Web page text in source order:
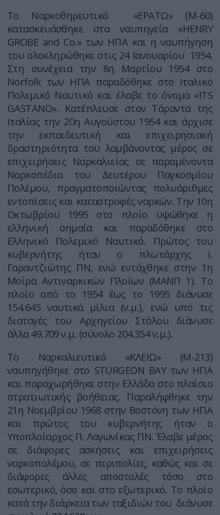
Το Ναρκοθηρευτικό «ΕΡΑΤΩ» (Μ-60)
κατασκευάσθηκε στα ναυπηγεία «ΗENRY
GROBE and Co.» των ΗΠΑ και η ναυπήγηση
του ολοκληρώθηκε στις 24 Ιανουαρίου 1954.
Στη συνέχεια την 8η Μαρτίου 1954 στο
Norfolk των ΗΠΑ παραδόθηκε στο Ιταλικό
Πολεμικό Ναυτικό και έλαβε το όνομα «ITS
GASTANO». Κατέπλευσε στον Τάραντα της
Ιταλίας την 20η Αυγούστου 1954 και άρχισε
την εκπαιδευτική και επιχειρησιακή
δραστηριότητα του λαμβάνοντας μέρος σε
επιχειρήσεις Ναρκαλιείας σε παραμένοντα
Ναρκοπέδια του Δευτέρου Παγκοσμίου
Πολέμου, πραγματοποιώντας πολυάριθμες
εντοπίσεις και καταστροφές ναρκών. Την 10η
Οκτωβρίου 1995 στο πλοίο υψώθηκε η
ελληνική σημαία και παραδόθηκε στο
Ελληνικό Πολεμικό Ναυτικό. Πρώτος του
κυβερνήτης ήταν ο πλωτάρχης Ι.
Γαραντζιώτης ΠΝ, ενώ εντάχθηκε στην 1η
Μοίρα Αντιναρκικών Πλοίων (ΜΑΝΠ 1). Το
πλοίο από το 1954 έως το 1995 διάνυσε
154.645 ναυτικά μίλια (ν.μ.), ενώ υπό τις
διαταγές του Αρχηγείου Στόλου διάνυσε
άλλα 49.709 ν.μ. (σύνολο 204.354 ν.μ.).
Το Ναρκαλιευτικό «ΚΛΕΙΩ» (Μ-213)
ναυπηγήθηκε στο STURGEON BAY των ΗΠΑ
και παραχωρήθηκε στην Ελλάδα στο πλαίσιο
στρατιωτικής βοήθειας. Παραλήφθηκε την
21η Νοεμβρίου 1968 στην Βοστόνη των ΗΠΑ
και πρώτος του κυβερνήτης ήταν ο
Υποπλοίαρχος Π. Λαγωνίκας ΠΝ. Έλαβε μέρος
σε διάφορες ασκήσεις και επιχειρήσεις
ναρκοπολέμου, σε περιπολίες, καθώς και σε
διάφορες άλλες αποστολές τόσο στο
εσωτερικό, όσο και στο εξωτερικό. Το πλοίο
κατά την διάρκεια των ταξιδιών του διάνυσε